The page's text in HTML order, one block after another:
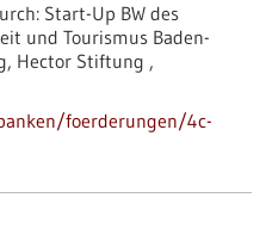
Start-Up BW des
und Tourismus Baden-
Hector Stiftung ,
foerderungen/4c-